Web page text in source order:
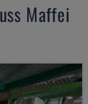
Maffei